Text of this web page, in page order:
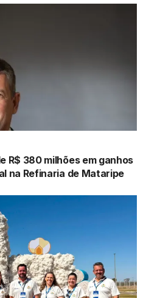
“Eu passei a corrida inteira
amigos. Por isso fui o último
com o sucesso da nossa
pontuou.
anunciou uma novidade
participará da organização
e a AMB Run, organizada
Aldo Benevides. As
lado, fortalecendo ainda
Salvador.
Boulevard traz até 80%
R$ 380 milhões em ganhos
na Refinaria de Mataripe